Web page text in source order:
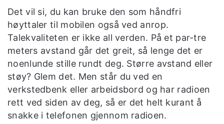
Det vil si, du kan bruke den som håndfri
høyttaler til mobilen også ved anrop.
Talekvaliteten er ikke all verden. På et par-tre
meters avstand går det greit, så lenge det er
noenlunde stille rundt deg. Større avstand eller
støy? Glem det. Men står du ved en
verkstedbenk eller arbeidsbord og har radioen
rett ved siden av deg, så er det helt kurant å
snakke i telefonen gjennom radioen.